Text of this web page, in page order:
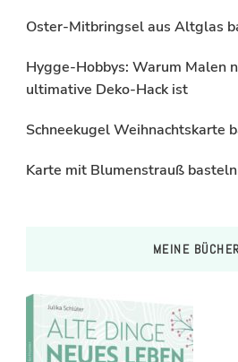
Oster-Mitbringsel aus Altglas
Hygge-Hobbys: Warum Malen
ultimative Deko-Hack ist
Schneekugel Weihnachtskarte
Karte mit Blumenstrauß basteln
MEINE